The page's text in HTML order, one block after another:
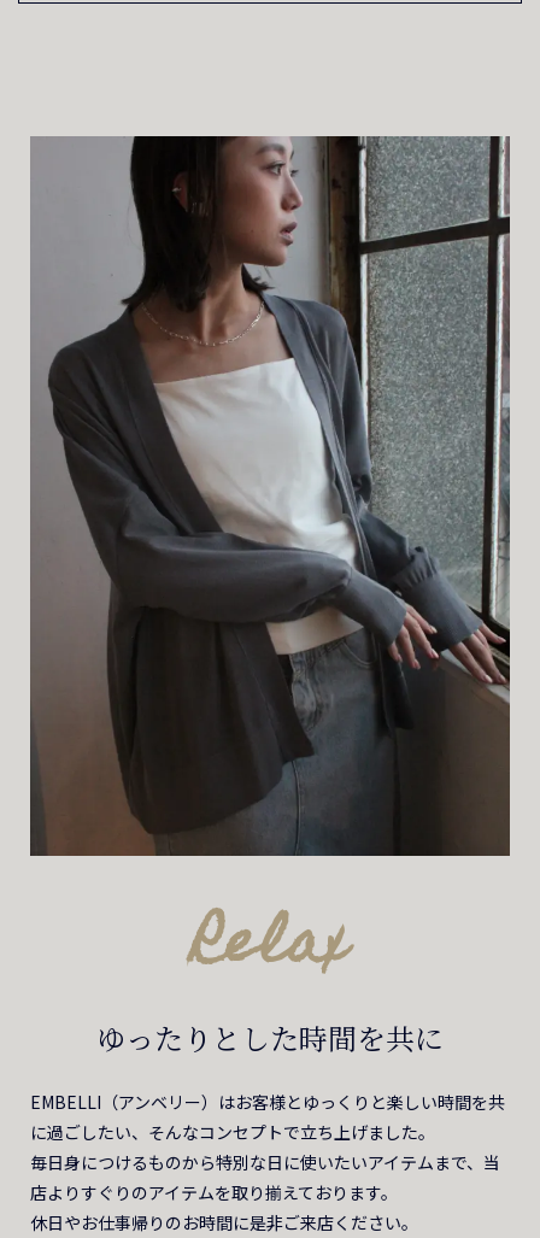
Relax
ゆったりとした時間を共に
EMBELLI（アンベリー）はお客様とゆっくりと楽しい時間を共
に過ごしたい、そんなコンセプトで立ち上げました。
毎日身につけるものから特別な日に使いたいアイテムまで、当
店よりすぐりのアイテムを取り揃えております。
休日やお仕事帰りのお時間に是非ご来店ください。